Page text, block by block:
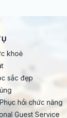
khoẻ
sắc đẹp
hồi chức năng
Guest Service